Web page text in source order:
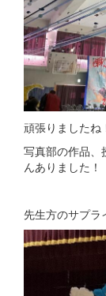
頑張りましたね
写真部の作品、
んありました！
先生方のサプ